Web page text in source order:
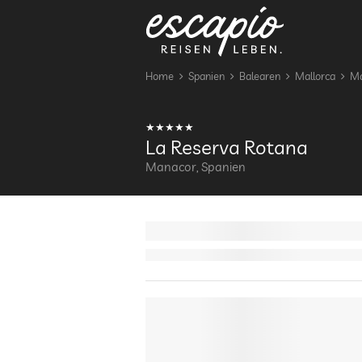
Home Spanien Balearen Mallorca
La Reserva Rotana
Manacor, Spanien